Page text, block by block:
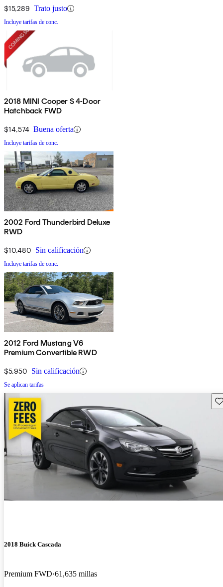
$15,289 Trato justo
Incluye tarifas de conc.
2018 MINI Cooper S 4-Door
Hatchback FWD
$14,574 Buena oferta
Incluye tarifas de conc.
2002 Ford Thunderbird Deluxe
RWD
$10,480 Sin calificación
Incluye tarifas de conc.
2012 Ford Mustang V6
Premium Convertible RWD
$5,950 Sin calificación
Se aplican tarifas
2018 Buick Cascada
Premium FWD 61,635 millas